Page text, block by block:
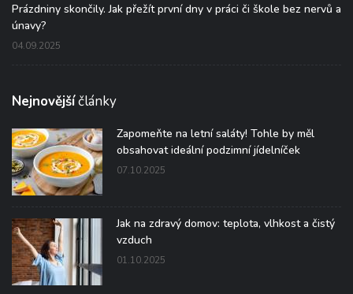
Prázdniny skončily. Jak přežít první dny v práci či škole bez nervů a
únavy?
04.09.2025
Nejnovějšíčlánky
Zapomeňte na letní saláty! Tohle by měl
obsahovat ideální podzimní jídelníček
07.10.2025
Jak na zdravý domov: teplota, vlhkost a čistý
vzduch
01.10.2025